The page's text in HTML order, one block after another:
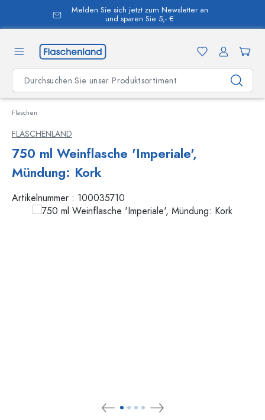
springen
Melden Sie sich jetzt zum Newsletter an
und sparen Sie 5,- €
Flaschen
FLASCHENLAND
750 ml Weinflasche 'Imperiale',
Mündung: Kork
Artikelnummer : 100035710